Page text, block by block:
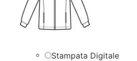
Stampata Digitale